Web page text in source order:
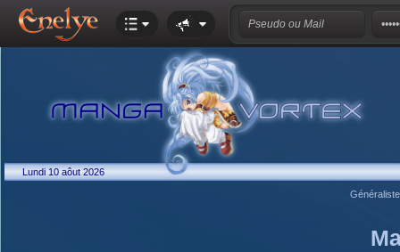
Lundi 10 aôut 2026